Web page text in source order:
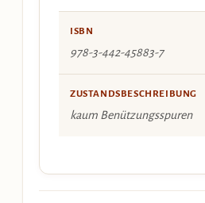
ISBN
978-3-442-45883-7
ZUSTANDSBESCHREIBUNG
kaum Benützungsspuren